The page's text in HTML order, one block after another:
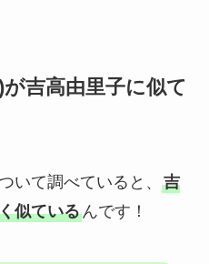
吉高由里子に似て
いて調べていると、
吉
似ているんです！